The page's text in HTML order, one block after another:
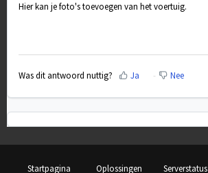
Hier kan je foto's toevoegen van het voertuig.
Was dit antwoord nuttig? Ja Nee
Startpagina Oplossingen Serverstatus